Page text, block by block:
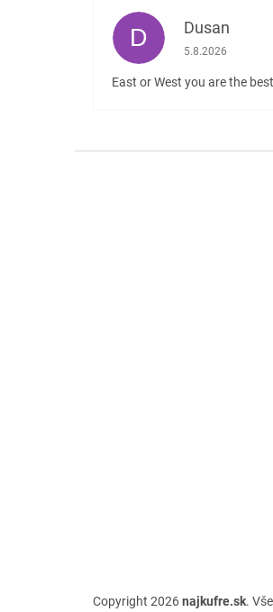
D Dusan
Hodnotenie
5.8.2026
East or West you are the
Copyright 2026najkufre.sk.